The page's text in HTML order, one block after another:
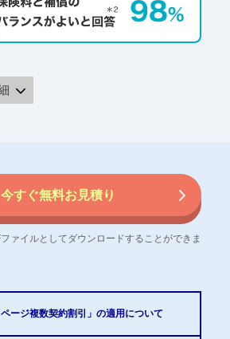
今すぐ無料お見積り
ァイルとしてダウンロードすることができま
ページ複数契約割引」の適用について